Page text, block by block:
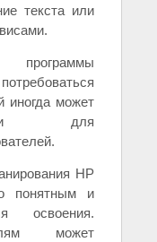
текста или
программы
иногда может
для
HP
понятным и
освоения.
может